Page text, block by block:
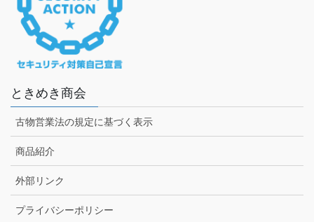
ときめき商会
古物営業法の規定に基づく表示
商品紹介
外部リンク
プライバシーポリシー